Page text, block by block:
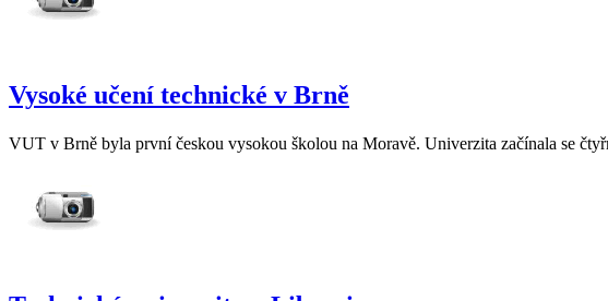
Vysoké učení technické v Brně
VUT v Brně byla první českou vysokou školou na Moravě. Univerzita začínala se